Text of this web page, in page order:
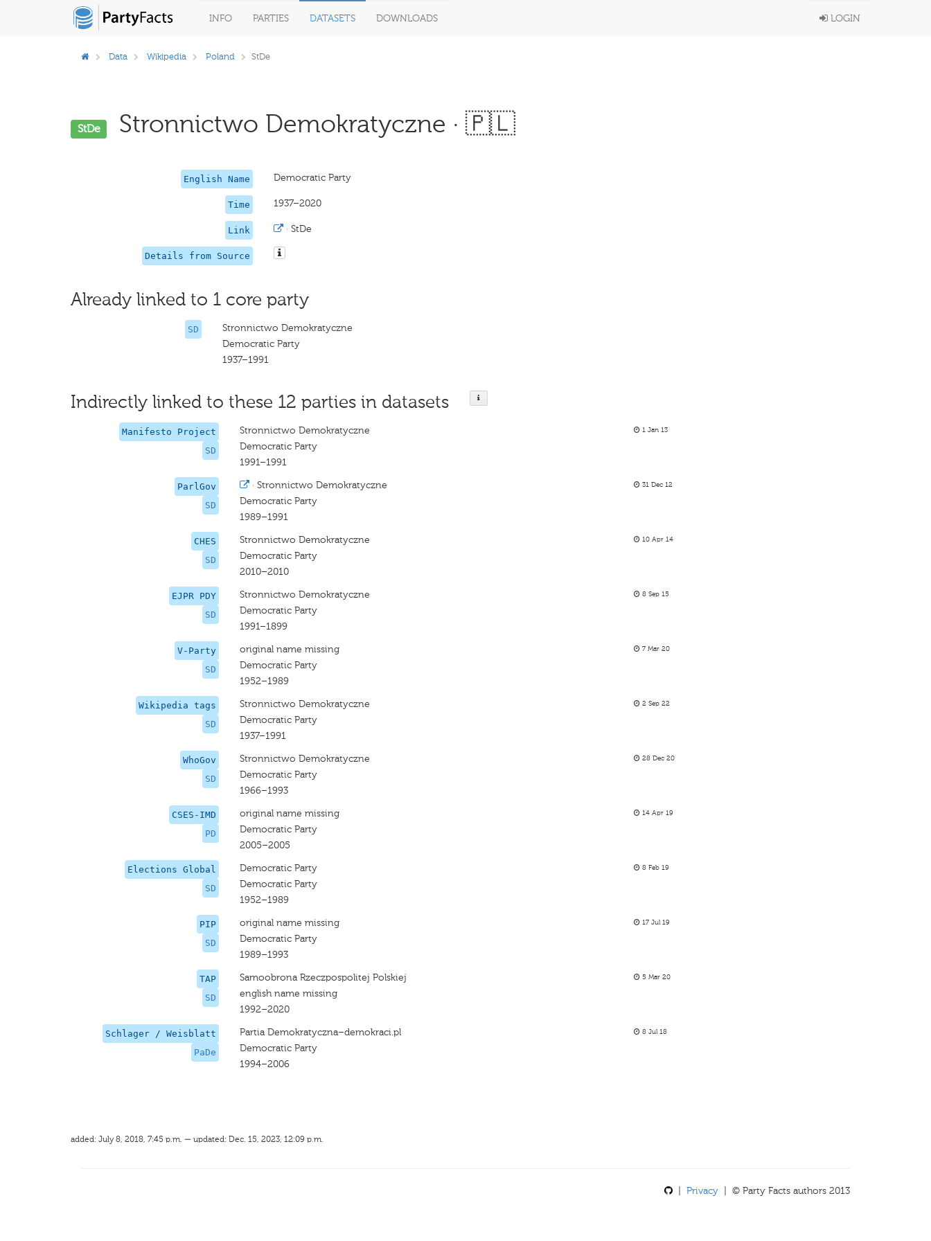
INFO PARTIES DATASETS DOWNLOADS LOGIN
Data Wikipedia Poland StDe
StDe Stronnictwo Demokratyczne · 🇵🇱
English Name Democratic Party
Time 1937–2020
Link · StDe
Details from Source
Already linked to 1 core party
SD
Stronnictwo Demokratyczne
Democratic Party
1937–1991
Indirectly linked to these 12 parties in datasets
Manifesto Project
SD
Stronnictwo Demokratyczne
Democratic Party
1991–1991
1 Jan 13
ParlGov
SD
· Stronnictwo Demokratyczne
Democratic Party
1989–1991
31 Dec 12
CHES
SD
Stronnictwo Demokratyczne
Democratic Party
2010–2010
10 Apr 14
EJPR PDY
SD
Stronnictwo Demokratyczne
Democratic Party
1991–1899
8 Sep 15
V-Party
SD
original name missing
Democratic Party
1952–1989
7 Mar 20
Wikipedia tags
SD
Stronnictwo Demokratyczne
Democratic Party
1937–1991
2 Sep 22
WhoGov
SD
Stronnictwo Demokratyczne
Democratic Party
1966–1993
28 Dec 20
CSES-IMD
PD
original name missing
Democratic Party
2005–2005
14 Apr 19
Elections Global
SD
Democratic Party
Democratic Party
1952–1989
8 Feb 19
PIP
SD
original name missing
Democratic Party
1989–1993
17 Jul 19
TAP
SD
Samoobrona Rzeczpospolitej Polskiej
english name missing
1992–2020
5 Mar 20
Schlager / Weisblatt
PaDe
Partia Demokratyczna–demokraci.pl
Democratic Party
1994–2006
8 Jul 18
added: July 8, 2018, 7:45 p.m. — updated: Dec. 15, 2023, 12:09 p.m.
Privacy | © Party Facts authors 2013